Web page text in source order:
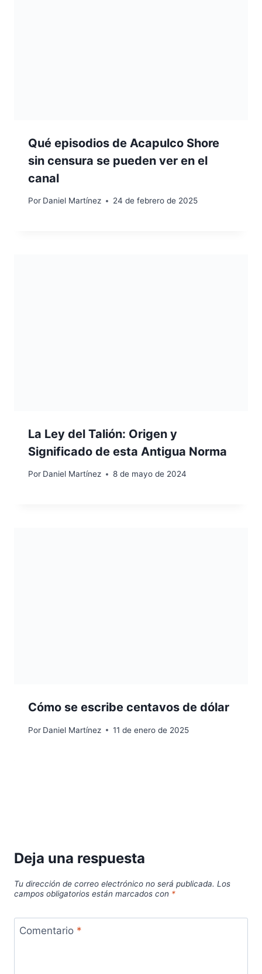
Qué episodios de Acapulco Shore
sin censura se pueden ver en el
canal
Por Daniel Martínez 24 de febrero de 2025
La Ley del Talión: Origen y
Significado de esta Antigua Norma
Por Daniel Martínez 8 de mayo de 2024
Cómo se escribe centavos de dólar
Por Daniel Martínez 11 de enero de 2025
Deja una respuesta
Tu dirección de correo electrónico no será publicada. Los
campos obligatorios están marcados con *
Comentario *